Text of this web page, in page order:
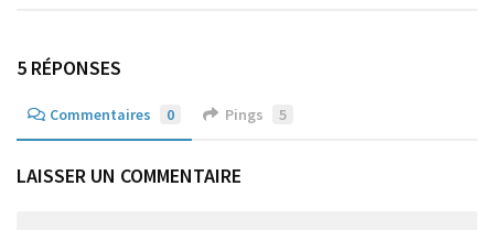
5 RÉPONSES
Commentaires 0 Pings 5
LAISSER UN COMMENTAIRE